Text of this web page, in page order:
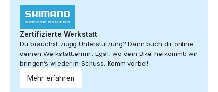
Zertifizierte Werkstatt
Du brauchst zügig Unterstützung? Dann buch dir online
deinen Werkstatttermin. Egal, wo dein Bike herkommt: wir
bringen’s wieder in Schuss. Komm vorbei!
Mehr erfahren